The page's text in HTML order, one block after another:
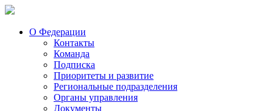
О Федерации
Контакты
Команда
Подписка
Приоритеты и развитие
Региональные подразделения
Органы управления
Документы